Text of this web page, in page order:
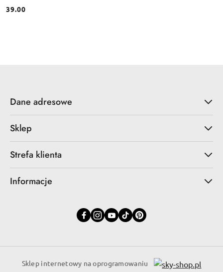
Cena:
39.00
Dane adresowe
Sklep
Strefa klienta
Informacje
Sklep internetowy na oprogramowaniu